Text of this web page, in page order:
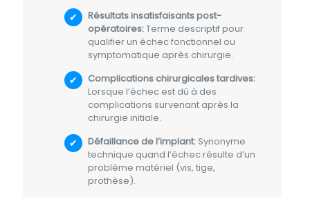
Résultats insatisfaisants post-
opératoires:Terme descriptif pour
qualifier un échec fonctionnel ou
symptomatique après chirurgie.
Complications chirurgicales tardives:
Lorsque l’échec est dû à des
complications survenant après la
chirurgie initiale.
Défaillance de l’implant: Synonyme
technique quand l’échec résulte d’un
problème matériel (vis, tige,
prothèse).